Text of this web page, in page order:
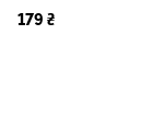
179 ₴